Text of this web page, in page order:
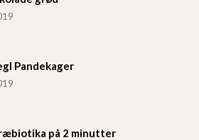
Pandekager
på 2 minutter